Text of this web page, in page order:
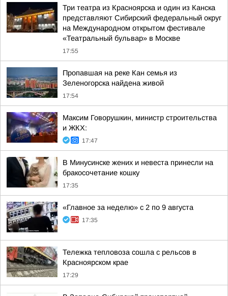
Три театра из Красноярска и один из Канска
представляют Сибирский федеральный округ
на Международном открытом фестивале
«Театральный бульвар» в Москве
17:55
Пропавшая на реке Кан семья из
Зеленогорска найдена живой
17:54
Максим Говорушкин, министр строительства
и ЖКХ:
17:47
В Минусинске жених и невеста принесли на
бракосочетание кошку
17:35
«Главное за неделю» с 2 по 9 августа
17:35
Тележка тепловоза сошла с рельсов в
Красноярском крае
17:29